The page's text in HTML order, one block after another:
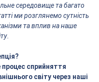
середовище та багато
ми розглянемо сутність
та вплив на наше
процес сприйняття
світу через наші